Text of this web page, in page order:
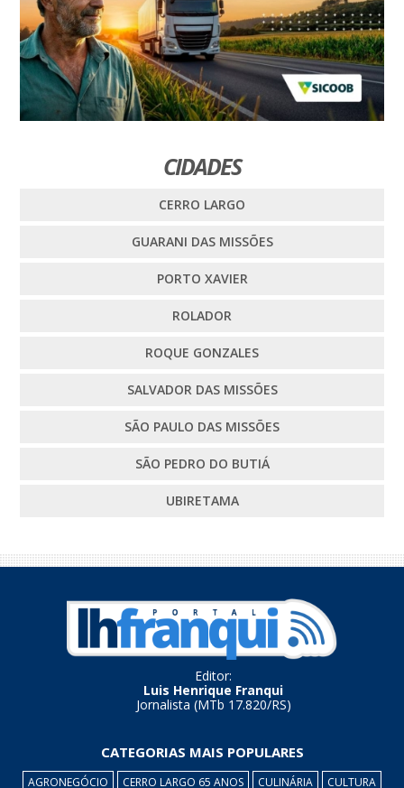
CIDADES
CERRO LARGO
GUARANI DAS MISSÕES
PORTO XAVIER
ROLADOR
ROQUE GONZALES
SALVADOR DAS MISSÕES
SÃO PAULO DAS MISSÕES
SÃO PEDRO DO BUTIÁ
UBIRETAMA
Editor:
Luis Henrique Franqui
Jornalista (MTb 17.820/RS)
CATEGORIAS MAIS POPULARES
AGRONEGÓCIO CERRO LARGO 65 ANOS CULINÁRIA CULTURA